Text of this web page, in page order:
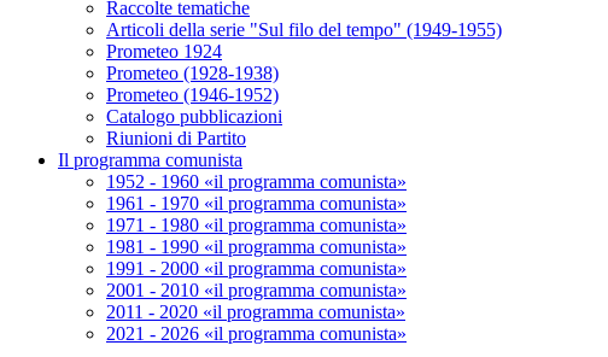
Raccolte tematiche
Articoli della serie "Sul filo del tempo" (1949-1955)
Prometeo 1924
Prometeo (1928-1938)
Prometeo (1946-1952)
Catalogo pubblicazioni
Riunioni di Partito
Il programma comunista
1952 - 1960 «il programma comunista»
1961 - 1970 «il programma comunista»
1971 - 1980 «il programma comunista»
1981 - 1990 «il programma comunista»
1991 - 2000 «il programma comunista»
2001 - 2010 «il programma comunista»
2011 - 2020 «il programma comunista»
2021 - 2026 «il programma comunista»